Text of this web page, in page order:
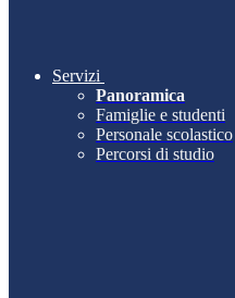
Servizi
Panoramica
Famiglie e studenti
Personale scolastico
Percorsi di studio